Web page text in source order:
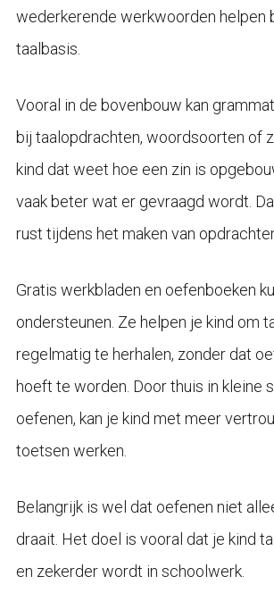
wederkerende werkwoorden helpen
taalbasis.
Vooral in de bovenbouw kan
bij taalopdrachten, woordsoorten of
kind dat weet hoe een zin is
vaak beter wat er gevraagd wordt.
rust tijdens het maken van
Gratis werkbladen en oefenboeken
ondersteunen. Ze helpen je kind om
regelmatig te herhalen, zonder dat
hoeft te worden. Door thuis in kleine
oefenen, kan je kind met meer
toetsen werken.
Belangrijk is wel dat oefenen niet
draait. Het doel is vooral dat je kind
en zekerder wordt in schoolwerk.